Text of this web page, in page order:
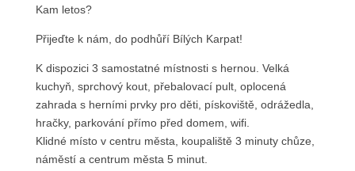
Kam letos?
Přijeďte k nám, do podhůří Bílých Karpat!
K dispozici 3 samostatné místnosti s hernou. Velká
kuchyň, sprchový kout, přebalovací pult, oplocená
zahrada s herními prvky pro děti, pískoviště, odrážedla,
hračky, parkování přímo před domem, wifi.
Klidné místo v centru města, koupaliště 3 minuty chůze,
náměstí a centrum města 5 minut.